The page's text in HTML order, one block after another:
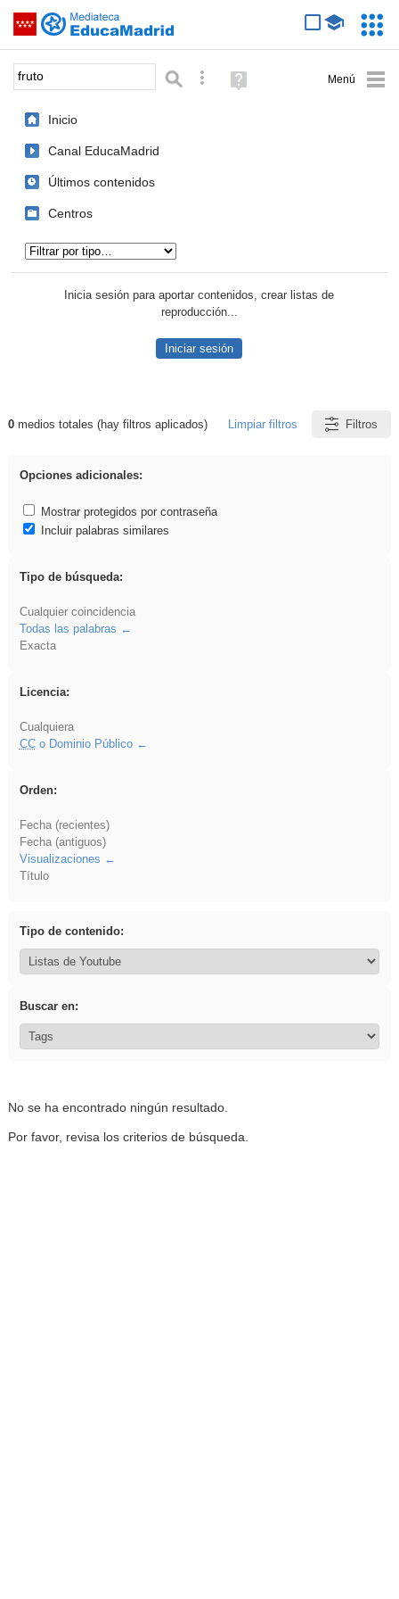
Saltar navegación
Palabra o frase: Búsqueda avanzada
Ayuda
(en
Inicio
Canal EducaMadrid
Últimos contenidos
Centros
Inicia sesión para aportar contenidos, crear listas de
reproducción...
Iniciar sesión
Resultados de: fruto
0medios totales (hay filtros aplicados) Limpiar filtros Filtros
Opciones adicionales:
Mostrar protegidos por contraseña
Incluir palabras similares
Tipo de búsqueda:
Cualquier coincidencia
Todas las palabras
Exacta
Licencia:
Cualquiera
CCo Dominio Público
Orden:
Fecha (recientes)
Fecha (antiguos)
Visualizaciones
Título
Tipo de contenido:
Buscar en:
No se ha encontrado ningún resultado.
Por favor, revisa los criterios de búsqueda.